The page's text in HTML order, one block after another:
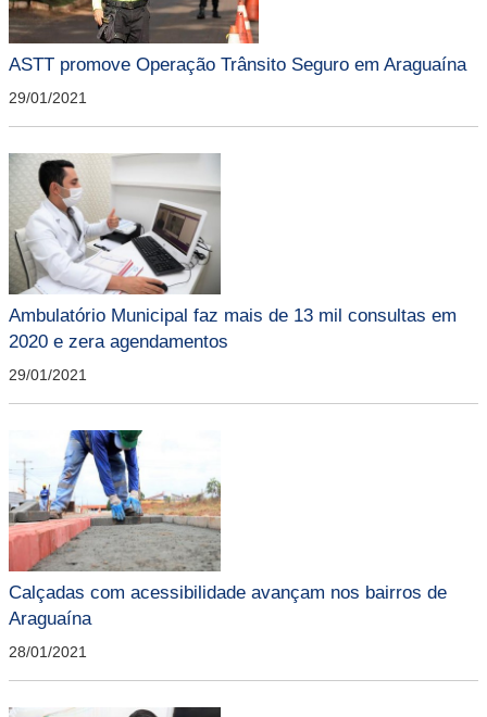
ASTT promove Operação Trânsito Seguro em Araguaína
29/01/2021
Ambulatório Municipal faz mais de 13 mil consultas em
2020 e zera agendamentos
29/01/2021
Calçadas com acessibilidade avançam nos bairros de
Araguaína
28/01/2021